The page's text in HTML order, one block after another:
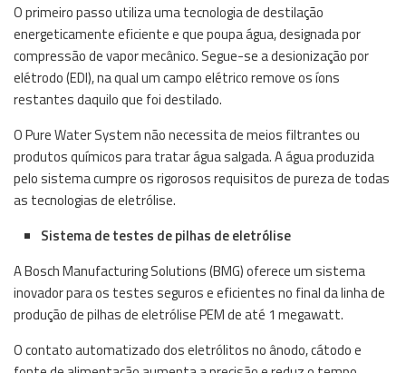
O primeiro passo utiliza uma tecnologia de destilação
energeticamente eficiente e que poupa água, designada por
compressão de vapor mecânico. Segue-se a desionização por
elétrodo (EDI), na qual um campo elétrico remove os íons
restantes daquilo que foi destilado.
O Pure Water System não necessita de meios filtrantes ou
produtos químicos para tratar água salgada. A água produzida
pelo sistema cumpre os rigorosos requisitos de pureza de todas
as tecnologias de eletrólise.
Sistema de testes de pilhas de eletrólise
A Bosch Manufacturing Solutions (BMG) oferece um sistema
inovador para os testes seguros e eficientes no final da linha de
produção de pilhas de eletrólise PEM de até 1 megawatt.
O contato automatizado dos eletrólitos no ânodo, cátodo e